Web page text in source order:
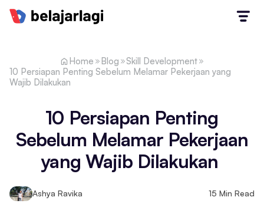
Home Blog
Skill Development
10 Persiapan Penting Sebelum Melamar Pekerjaan yang
Wajib Dilakukan
10 Persiapan Penting
Sebelum Melamar Pekerjaan
yang Wajib Dilakukan
Ashya Ravika 15 Min Read